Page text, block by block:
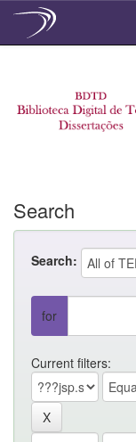
Search
Search:
for
Current filters: